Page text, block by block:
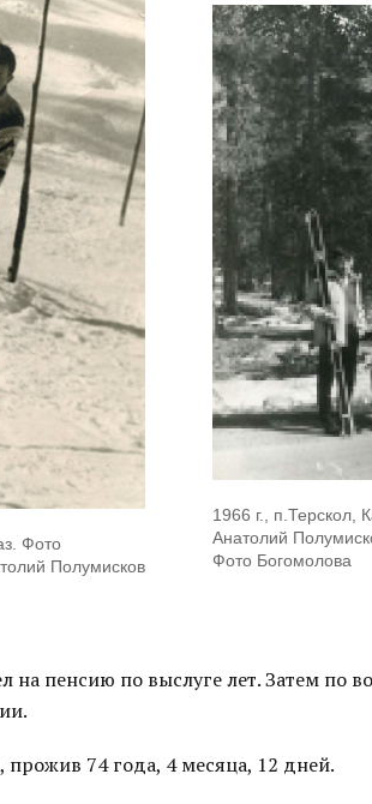
Фото
Полумисков
1966 г., п.Терскол,
Анатолий
Фото Богомолова
на пенсию по выслуге лет. Затем по
прожив 74 года, 4 месяца, 12 дней.